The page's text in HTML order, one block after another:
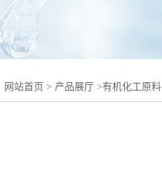
网站首页 > 产品展厅 >有机化工原料